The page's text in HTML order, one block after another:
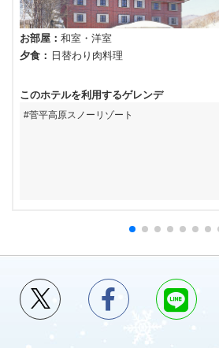
お部屋 和室
洋室
夕食
日替わり肉料理
このホテルを利用するゲレンデ
菅平高原スノーリゾート